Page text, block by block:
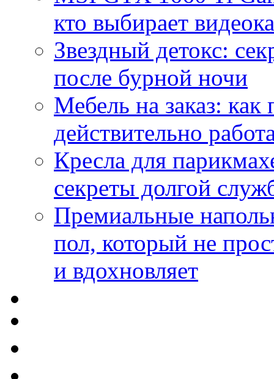
кто выбирает
Звездный детокс:
после бурной ночи
Мебель на заказ:
действительно
Кресла для
секреты долгой
Премиальные
пол, который не
и вдохновляет